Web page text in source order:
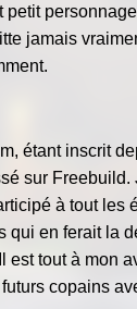
jamais
étant inscrit
sur
à tout les
en ferait la
tout à mon
copains